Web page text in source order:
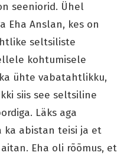
seeniorid. Ühel
Eha Anslan, kes on
seltsiliste
kohtumisele
ühte vabatahtlikku,
siis see seltsiline
Läks aga
ka abistan teisi ja et
Eha oli rõõmus, et